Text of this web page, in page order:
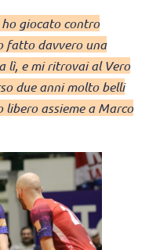
giocato contro
fatto davvero una
lì, e mi ritrovai al Vero
due anni molto belli
libero assieme a Marco